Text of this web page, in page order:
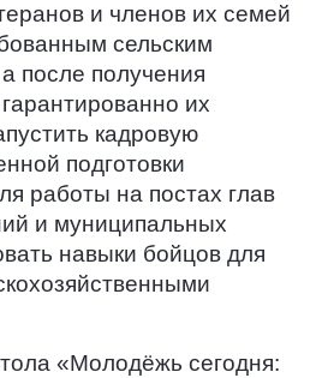
и членов их семей
сельским
после получения
их
кадровую
подготовки
работы на постах глав
и муниципальных
навыки бойцов для
«Молодёжь сегодня: